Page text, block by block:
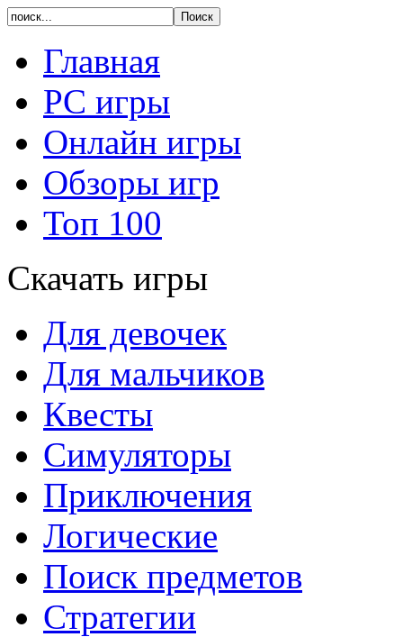
Главная
PC игры
Онлайн игры
Обзоры игр
Топ 100
Скачать игры
Для девочек
Для мальчиков
Квесты
Симуляторы
Приключения
Логические
Поиск предметов
Стратегии